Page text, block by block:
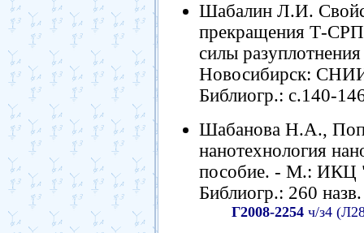
Шабалин Л.И.
прекращения Т-
силы
Новосибирск:
Библиогр.: с.140-
Шабанова Н.А.,
нанотехнология
пособие. - М.: ИКЦ
Библиогр.: 260 назв.
Г2008-2254 ч/з4